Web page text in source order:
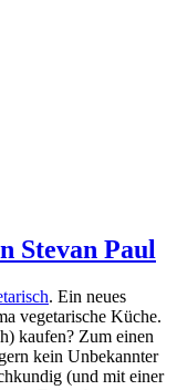
Stevan Paul
. Ein neues
vegetarische Küche.
kaufen? Zum einen
kein Unbekannter
(und mit einer